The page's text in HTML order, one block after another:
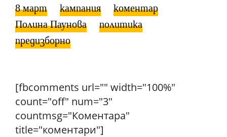
8 март кампания
коментар
Полина Паунова
политика
предизборно
[fbcomments url="" width="100%"
count="off" num="3"
countmsg="Коментара"
title="коментари"]